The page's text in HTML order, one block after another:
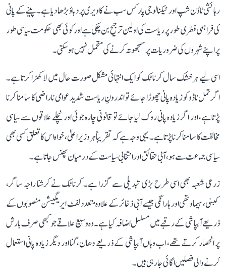
رہائشی ٹاؤن شپ اور ٹیکنالوجی پارکس سب نے کاویری پر دباؤ بڑھا دیا ہے۔ پینے کے پانی
کی فراہمی فطری طور پر ریاست کی اولین ترجیح بن چکی ہے اور کوئی بھی حکومت سیاسی طور
پر اپنے شہروں کی ضروریات پر سمجھوتہ کرنے کی متحمل نہیں ہو سکتی۔
اسی لیے ہر خشک سال کرناٹک کو ایک انتہائی مشکل صورت حال میں لا کھڑا کرتا ہے۔
اگر تمل ناڈو کو زیادہ پانی چھوڑا جائے تو اندرونِ ریاست شدید عوامی ناراضی کا سامنا کرنا
پڑتا ہے، اور اگر زیادہ پانی روک لیا جائے تو قانونی چارہ جوئی اور نچلے علاقوں سے سیاسی
مخالفت کا سامنا کرنا پڑتا ہے۔ یہی وجہ ہے کہ تقریباً ہر وزیر اعلیٰ، خواہ اس کا تعلق کسی بھی
سیاسی جماعت سے ہو، آبی حقائق اور انتخابی سیاست کے درمیان پھنس جاتا ہے۔
زرعی شعبہ بھی اسی طرح بڑی تبدیلی سے گزرا ہے۔ کرناٹک نے کرشنا راجہ ساگر،
کبنی، ہیماوتھی اور ہارانگی جیسے آبی ذخائر کے علاوہ متعدد لفٹ ایریگیشن منصوبوں کے
ذریعے آبپاشی کے رقبے میں مسلسل اضافہ کیا ہے۔ وہ وسیع علاقے جو کبھی صرف بارش
پر انحصار کرتے تھے، اب وہاں آبپاشی کے ذریعے دھان، گنا اور دیگر زیادہ پانی استعمال
کرنے والی فصلیں اگائی جا رہی ہیں۔